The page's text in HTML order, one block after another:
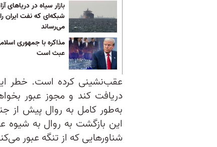
بازار سیاه در دریاهای
شبکه‌ای که نفت ایران
می‌رساند
مذاکره با جمهوری
عبث است
عقب‌نشینی کرده است. خطر
دریافت کند و مجوز عبور
به‌طور کامل به روال پیش از
این بازگشت به روال به شیوه
شناورهایی که از تنگه عبور